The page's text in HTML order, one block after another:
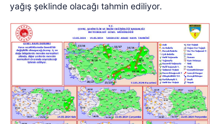
yağış şeklinde olacağı tahmin ediliyor.